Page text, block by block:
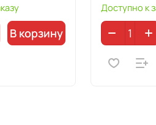
В корзину
Доступно к